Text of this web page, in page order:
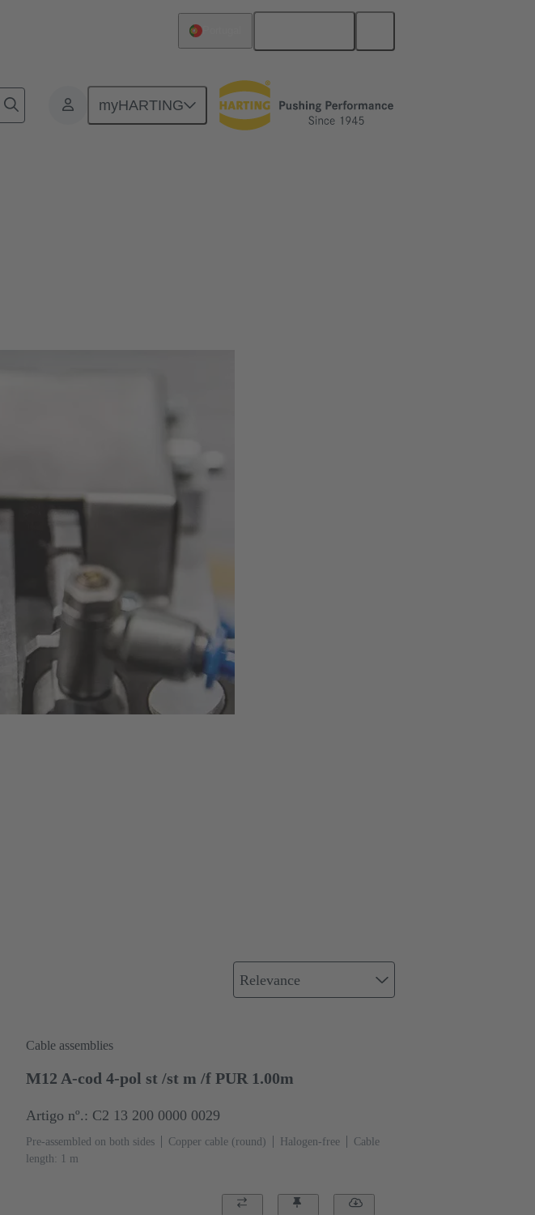
myHARTING
Relevance
Cable assemblies
M12 A-cod 4-pol st /st m /f PUR 1.00m
Artigo nº.: C2 13 200 0000 0029
Pre-assembled on both sides Copper cable (round) Halogen-free
Cable
length: 1 m